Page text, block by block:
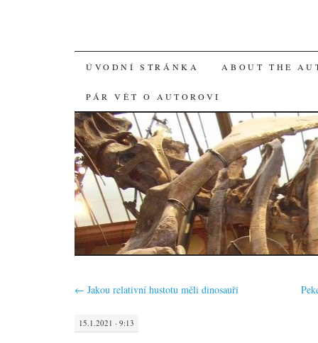
SKIP
TO
CONTENT
ÚVODNÍ STRÁNKA ABOUT THE
PÁR VĚT O AUTOROVI
← Jakou relativní hustotu měli dinosauři
15.1.2021 · 9:13